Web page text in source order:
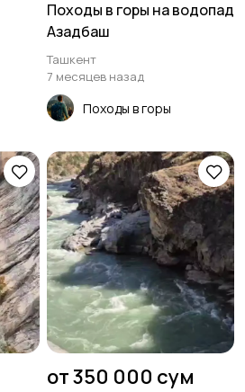
Походы в горы на водопад
Азадбаш
Ташкент
7 месяцев назад
Походы в горы
от 350 000 сум